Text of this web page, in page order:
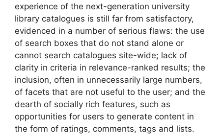
experience of the next-generation university
library catalogues is still far from satisfactory,
evidenced in a number of serious flaws: the use
of search boxes that do not stand alone or
cannot search catalogues site-wide; lack of
clarity in criteria in relevance-ranked results; the
inclusion, often in unnecessarily large numbers,
of facets that are not useful to the user; and the
dearth of socially rich features, such as
opportunities for users to generate content in
the form of ratings, comments, tags and lists.